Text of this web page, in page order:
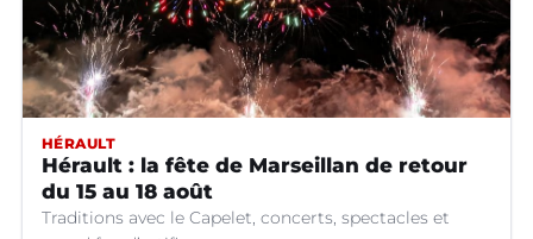
HÉRAULT
Hérault : la fête de Marseillan de retour
du 15 au 18 août
Traditions avec le Capelet, concerts, spectacles et